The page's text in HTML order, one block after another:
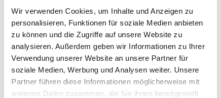
Wir verwenden Cookies, um Inhalte und Anzeigen zu
personalisieren, Funktionen für soziale Medien anbieten
zu können und die Zugriffe auf unsere Website zu
analysieren. Außerdem geben wir Informationen zu Ihrer
Verwendung unserer Website an unsere Partner für
soziale Medien, Werbung und Analysen weiter. Unsere
Partner führen diese Informationen möglicherweise mit
weiteren Daten zusammen, die Sie ihnen bereitgestellt